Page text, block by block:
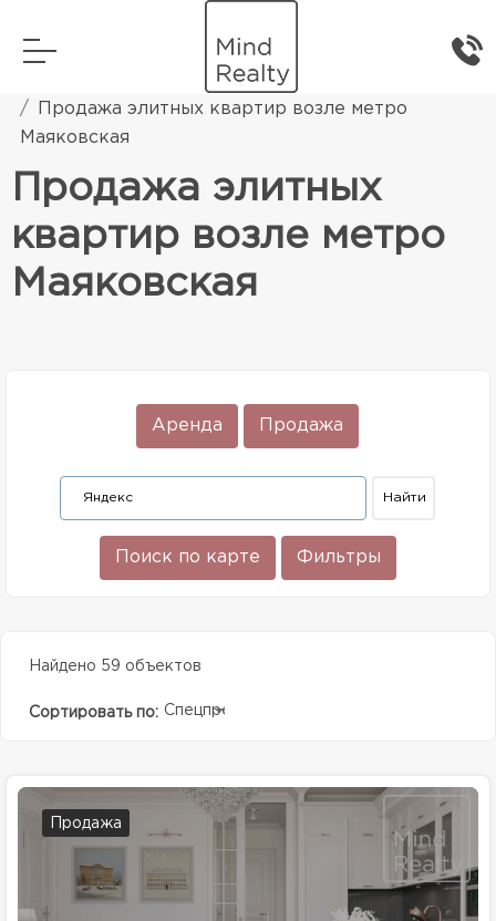
Элитная жилая недвижимость
Продажа элитных квартир возле метро
Маяковская
Продажа элитных
квартир возле метро
Маяковская
Аренда Продажа
Поиск по карте Фильтры
Найдено 59 объектов
Сортировать по: Спецпредолжение
Продажа